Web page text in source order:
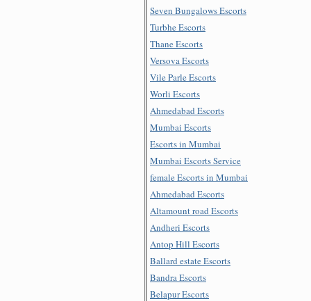
Seven Bungalows Escorts
Turbhe Escorts
Thane Escorts
Versova Escorts
Vile Parle Escorts
Worli Escorts
Ahmedabad Escorts
Mumbai Escorts
Escorts in Mumbai
Mumbai Escorts Service
female Escorts in Mumbai
Ahmedabad Escorts
Altamount road Escorts
Andheri Escorts
Antop Hill Escorts
Ballard estate Escorts
Bandra Escorts
Belapur Escorts